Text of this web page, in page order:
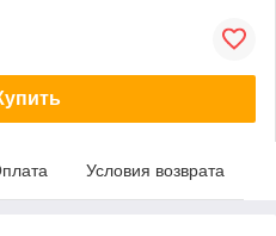
Условия возврата